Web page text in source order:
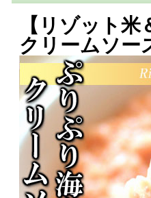
【リゾット
クリームソー